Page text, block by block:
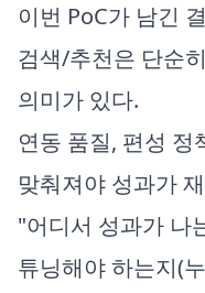
이번 PoC가 남긴
검색/추천은 단순
의미가 있다.
연동 품질, 편성 정
맞춰져야 성과가
"어디서 성과가 나
튜닝해야 하는지(